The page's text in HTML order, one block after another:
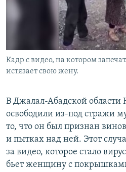
Кадр с видео, на котором
истязает свою жену.
В Джалал-Абадской области
освободили из-под стражи
то, что он был признан
и пытках над ней. Этот
за видео, которое стало
бьет женщину с